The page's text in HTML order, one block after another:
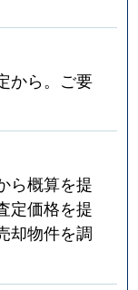
から。ご要
ら概算を提
定価格を提
却物件を調